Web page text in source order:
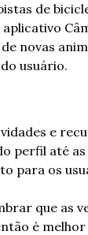
de
de novas
usuário.
e
perfil até as
para os
que as
é